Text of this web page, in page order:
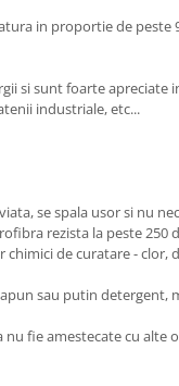
in proportie de peste
si sunt foarte apreciate
industriale, etc...
se spala usor si nu
rezista la peste 250
de curatare - clor,
sau putin detergent,
nu fie amestecate cu alte